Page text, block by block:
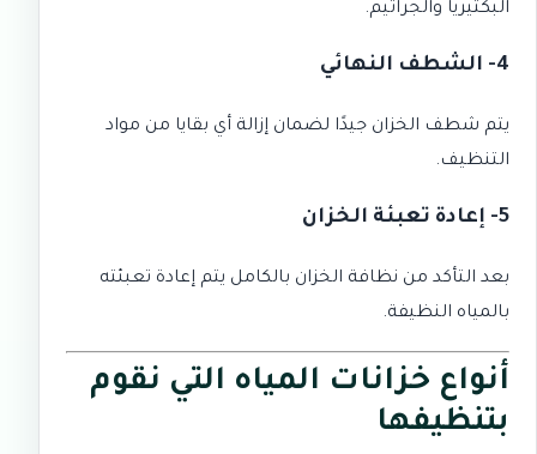
البكتيريا والجراثيم.
4- الشطف النهائي
يتم شطف الخزان جيدًا لضمان إزالة أي بقايا من مواد
التنظيف.
5- إعادة تعبئة الخزان
بعد التأكد من نظافة الخزان بالكامل يتم إعادة تعبئته
بالمياه النظيفة.
أنواع خزانات المياه التي نقوم
بتنظيفها